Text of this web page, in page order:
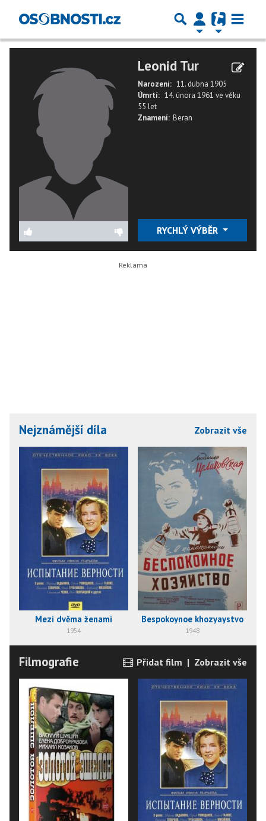
Leonid Tur
Narození: 11. dubna 1905
Úmrtí: 14. února 1961 ve věku
55 let
Znamení: Beran
RYCHLÝ VÝBĚR
Nejznámější díla Zobrazit vše
Mezi dvěma ženami
1954
Bespokoynoe khozyaystvo
1948
Filmografie Přidat film | Zobrazit vše